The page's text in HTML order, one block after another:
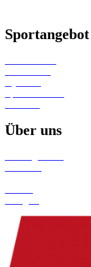
Sportangebot
Über uns